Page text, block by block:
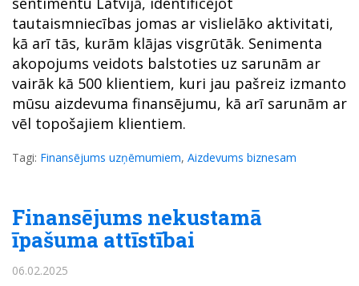
tautaismniecības jomas ar vislielāko aktivitati,
kā arī tās, kurām klājas visgrūtāk. Senimenta
akopojums veidots balstoties uz sarunām ar
vairāk kā 500 klientiem, kuri jau pašreiz izmanto
mūsu aizdevuma finansējumu, kā arī sarunām ar
vēl topošajiem klientiem.
Tagi: Finansējums uzņēmumiem, Aizdevums biznesam
Finansējums nekustamā
īpašuma attīstībai
06.02.2025